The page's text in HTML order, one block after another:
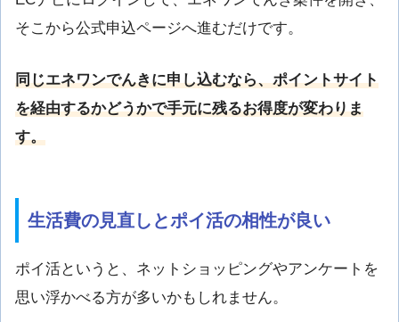
そこから公式申込ページへ進むだけです。
同じエネワンでんきに申し込むなら、ポイントサイト
を経由するかどうかで手元に残るお得度が変わりま
す。
生活費の見直しとポイ活の相性が良い
ポイ活というと、ネットショッピングやアンケートを
思い浮かべる方が多いかもしれません。